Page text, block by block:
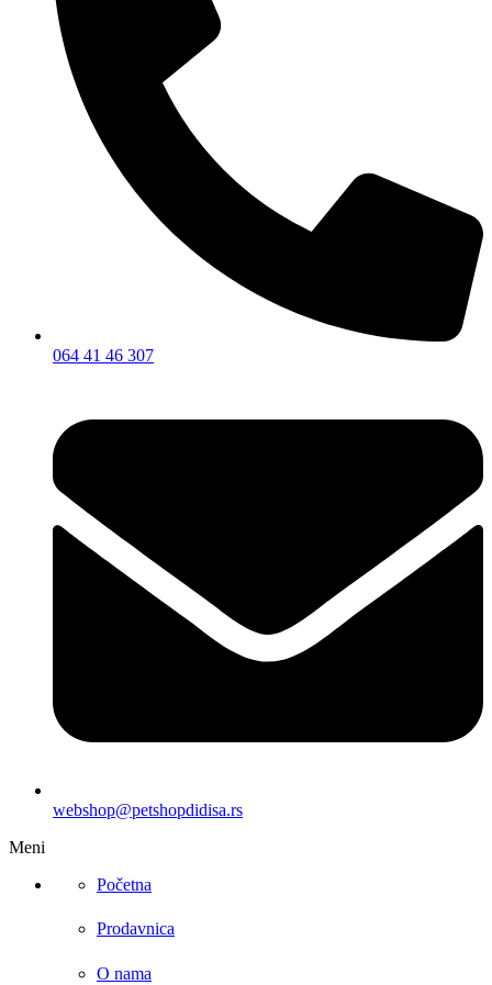
064 41 46 307
webshop@petshopdidisa.rs
Meni
Početna
Prodavnica
O nama